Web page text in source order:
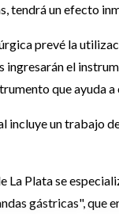
tendrá un efecto
prevé la
ingresarán el
que ayuda
incluye un trabajo
La Plata se
gástricas", que